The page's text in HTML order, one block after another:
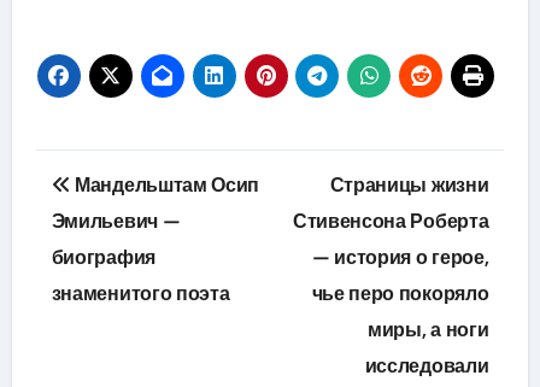
Навигация
по
записям
Мандельштам Осип
Эмильевич —
биография
знаменитого поэта
Страницы жизни
Стивенсона Роберта
— история о герое,
чье перо покоряло
миры, а ноги
исследовали